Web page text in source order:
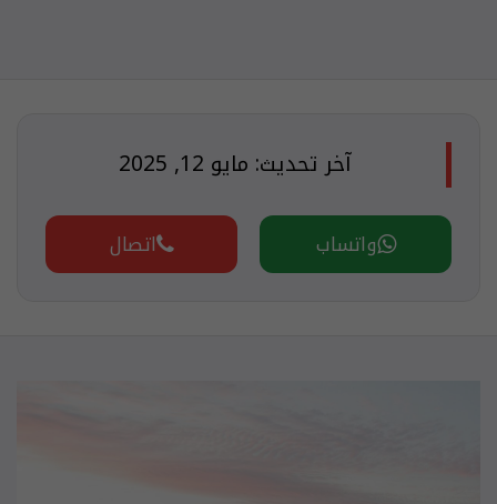
آخر تحديث: مايو 12, 2025
واتساب اتصال